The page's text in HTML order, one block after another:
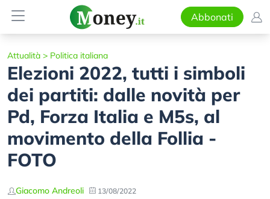
Abbonati
Attualità > Politica italiana
Elezioni 2022, tutti i simboli
dei partiti: dalle novità per
Pd, Forza Italia e M5s, al
movimento della Follia -
FOTO
Giacomo Andreoli 13/08/2022